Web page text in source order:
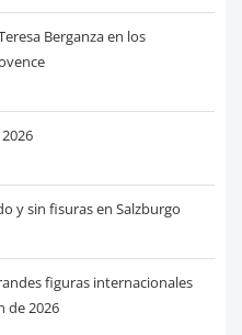
Berganza en los
y sin fisuras en Salzburgo
figuras internacionales
de 2026